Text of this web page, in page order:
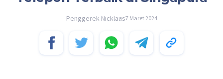
Penggerek Nicklaus7 Maret 2024